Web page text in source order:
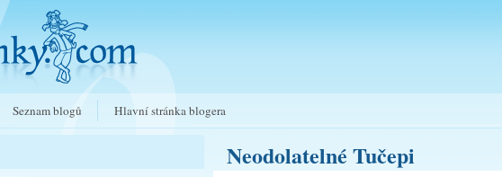
Seznam blogů Hlavní stránka blogera
Neodolatelné Tučepi